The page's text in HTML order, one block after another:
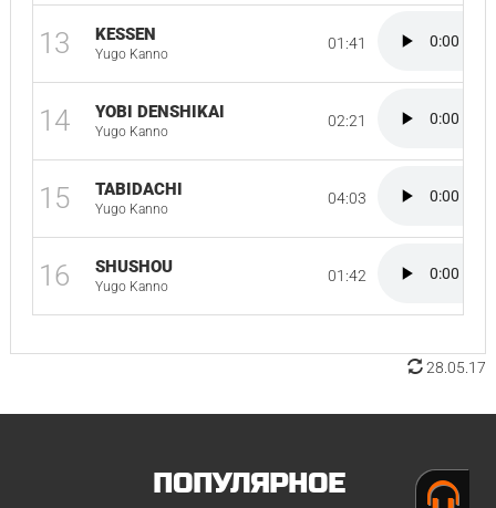
13 KESSEN
Yugo Kanno
01:41
14 YOBI DENSHIKAI
Yugo Kanno
02:21
15 TABIDACHI
Yugo Kanno
04:03
16 SHUSHOU
Yugo Kanno
01:42
28.05.17
ПОПУЛЯРНОЕ